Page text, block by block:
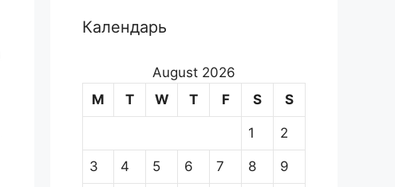
Календарь
August 2026
M
T W T F S S
1 2
3 4 5 6 7 8 9